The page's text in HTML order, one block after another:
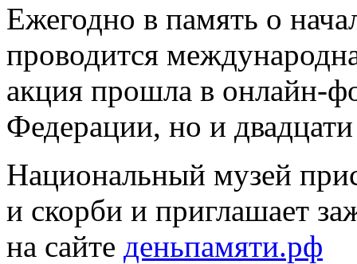
Ежегодно в память о
проводится
акция прошла в онлайн-
Федерации, но и
Национальный музей
и скорби и приглашает
на сайте деньпамяти.рф